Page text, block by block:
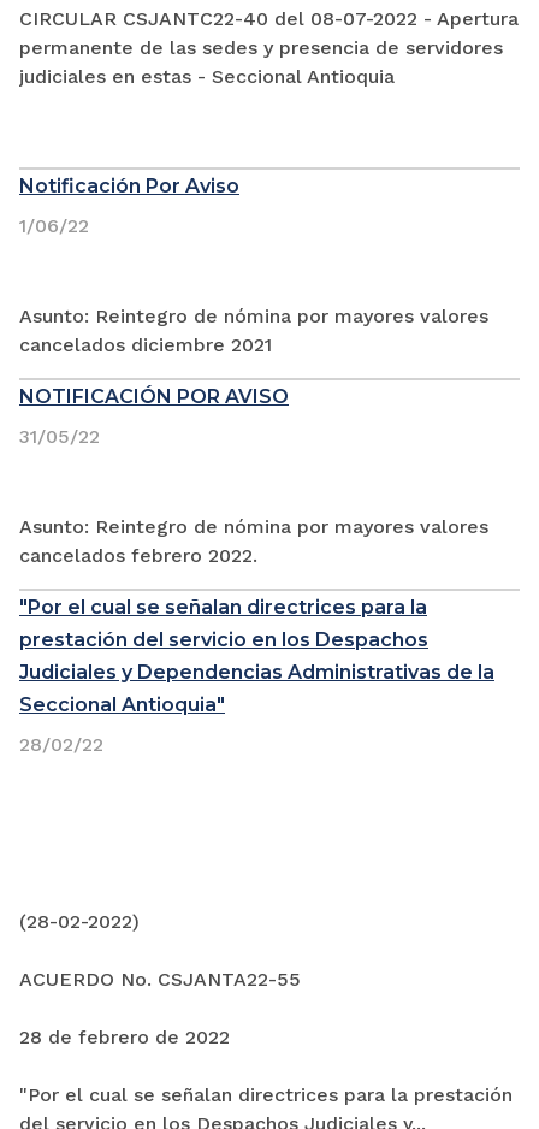
CIRCULAR CSJANTC22-40 del 08-07-2022 - Apertura
permanente de las sedes y presencia de servidores
judiciales en estas - Seccional Antioquia
Notificación Por Aviso
Asunto: Reintegro de nómina por mayores valores
cancelados diciembre 2021
1/06/22
NOTIFICACIÓN POR AVISO
Asunto: Reintegro de nómina por mayores valores
cancelados febrero 2022.
31/05/22
"Por el cual se señalan directrices para la
prestación del servicio en los Despachos
Judiciales y Dependencias Administrativas de la
Seccional Antioquia"
(28-02-2022)
ACUERDO No. CSJANTA22-55
28 de febrero de 2022
"Por el cual se señalan directrices para la prestación
del servicio en los Despachos Judiciales y...
28/02/22